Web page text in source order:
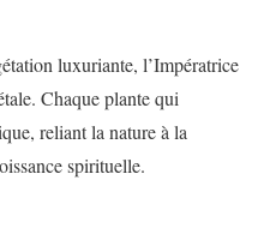
luxuriante, l’Impératrice
Chaque plante qui
reliant la nature à la
spirituelle.